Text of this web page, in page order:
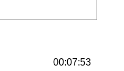
00:07:53